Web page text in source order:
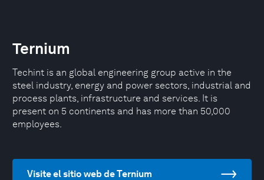
Ternium
Techint is an global engineering group active in the
steel industry, energy and power sectors, industrial and
process plants, infrastructure and services. It is
present on 5 continents and has more than 50,000
employees.
Visite el sitio web de Ternium